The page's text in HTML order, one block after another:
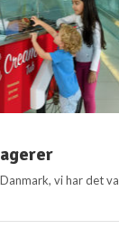
vi har det